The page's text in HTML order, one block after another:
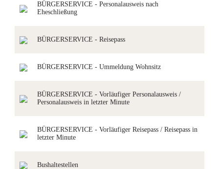
BÜRGERSERVICE - Personalausweis nach
Eheschließung
BÜRGERSERVICE - Reisepass
BÜRGERSERVICE - Ummeldung Wohnsitz
BÜRGERSERVICE - Vorläufiger Personalausweis /
Personalausweis in letzter Minute
BÜRGERSERVICE - Vorläufiger Reisepass / Reisepass in
letzter Minute
Bushaltestellen